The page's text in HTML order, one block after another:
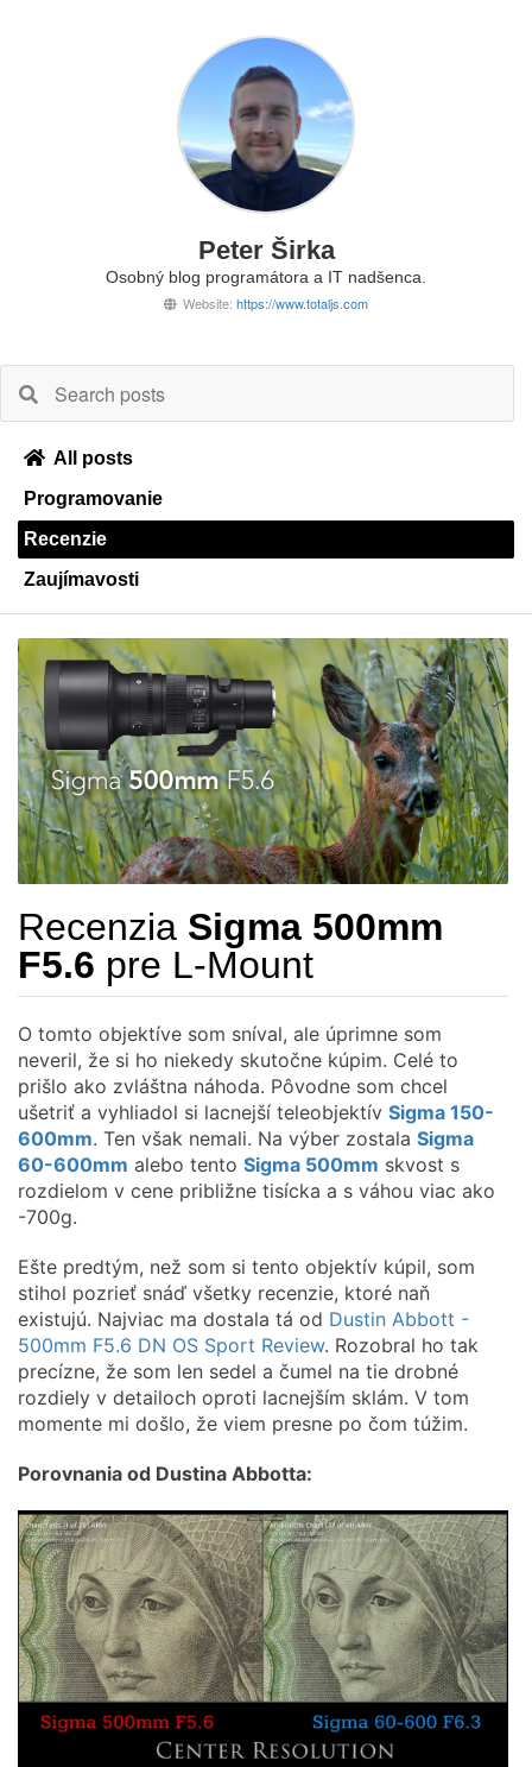
Peter Širka
Osobný blog programátora a IT nadšenca.
Website: https://www.totaljs.com
All posts
Programovanie
Recenzie
Zaujímavosti
Recenzia Sigma 500mm
F5.6 pre L-Mount
O tomto objektíve som sníval, ale úprimne som
neveril, že si ho niekedy skutočne kúpim. Celé to
prišlo ako zvláštna náhoda. Pôvodne som chcel
ušetriť a vyhliadol si lacnejší teleobjektív Sigma 150-
600mm. Ten však nemali. Na výber zostala Sigma
60-600mm alebo tento Sigma 500mm skvost s
rozdielom v cene približne tisícka a s váhou viac ako
-700g.
Ešte predtým, než som si tento objektív kúpil, som
stihol pozrieť snáď všetky recenzie, ktoré naň
existujú. Najviac ma dostala tá od Dustin Abbott -
500mm F5.6 DN OS Sport Review. Rozobral ho tak
precízne, že som len sedel a čumel na tie drobné
rozdiely v detailoch oproti lacnejším sklám. V tom
momente mi došlo, že viem presne po čom túžim.
Porovnania od Dustina Abbotta: